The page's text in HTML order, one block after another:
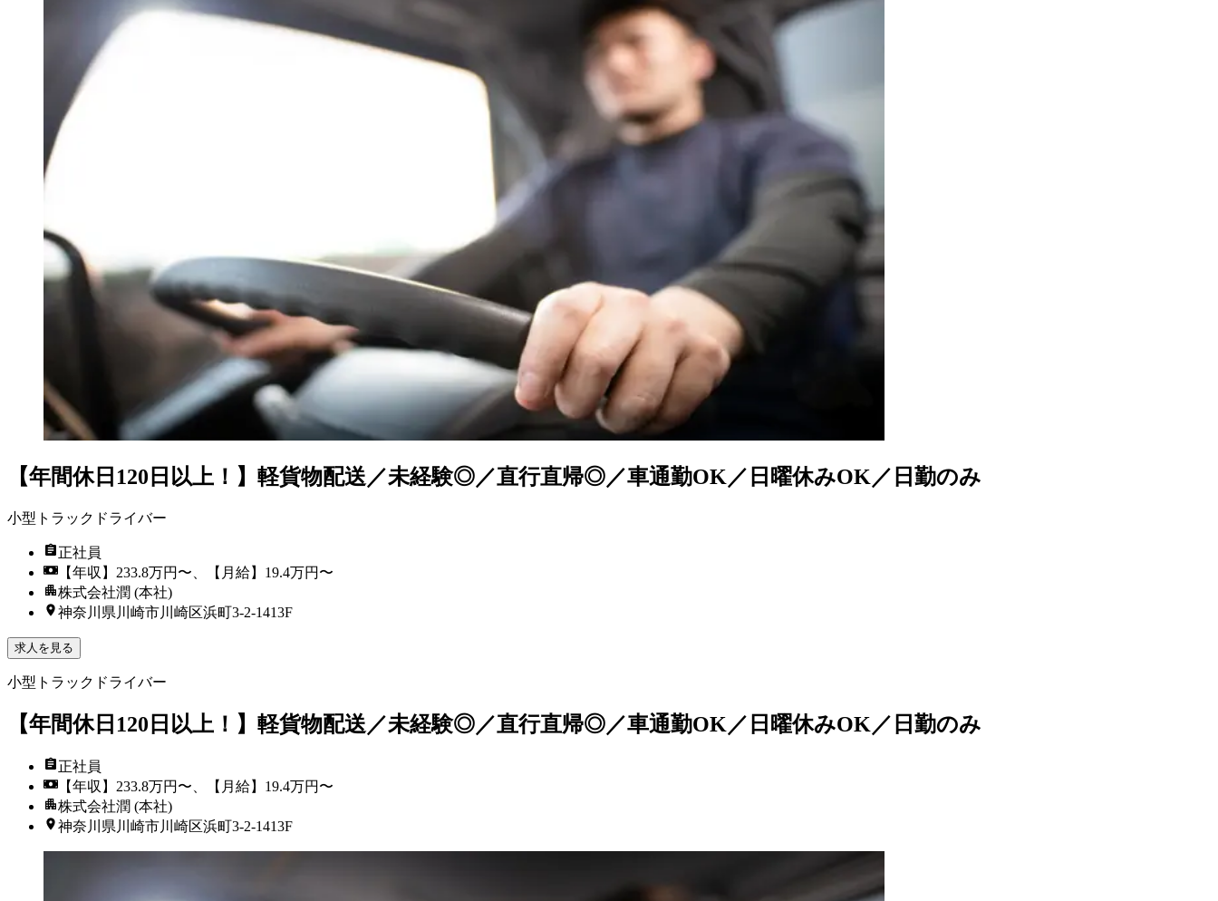
【年間休日120日以上！】軽貨物配送／未経験◎／直行直帰◎／車通勤OK／日曜休みOK／日勤のみ
小型トラックドライバー
正社員
【年収】233.8万円〜、【月給】19.4万円〜
株式会社潤 (本社)
神奈川県川崎市川崎区浜町3-2-1413F
求人を見る
小型トラックドライバー
【年間休日120日以上！】軽貨物配送／未経験◎／直行直帰◎／車通勤OK／日曜休みOK／日勤のみ
正社員
【年収】233.8万円〜、【月給】19.4万円〜
株式会社潤 (本社)
神奈川県川崎市川崎区浜町3-2-1413F